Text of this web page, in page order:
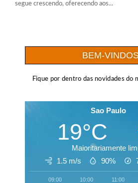
segue crescendo, oferecendo aos...
BEM-
Fique por dentro das novidades do
Sao Paulo
19°C
Maioritariamente
1.5 m/s
90%
09:00 10:00 11:00